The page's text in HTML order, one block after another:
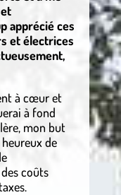
apprécié ces
et électrices
à cœur et
à fond
mon but
de
coûts